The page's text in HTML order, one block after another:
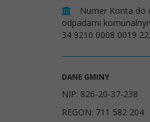
Numer Konta do
odpadami
34 9210 0008 0019
DANE GMINY
NIP: 826-20-37-238
REGON: 711 582 204